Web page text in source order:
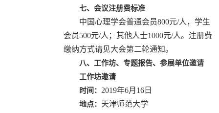
七、会议注册费标准
中国心理学会普通会员800元/人，学生
会员500元/人；其他人士1000元/人。注册费
缴纳方式请见大会第二轮通知。
八、工作坊、专题报告、参展单位邀请
工作坊邀请
时间： 2019年6月16日
地点： 天津师范大学